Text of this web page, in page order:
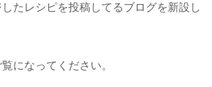
たレシピを投稿してるブログを新設し
になってください。